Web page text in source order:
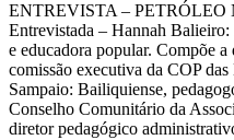
ENTREVISTA –
Entrevistada – Hannah
e educadora popular. Compõe
comissão executiva da COP
Sampaio: Bailiquiense,
Conselho Comunitário da
diretor pedagógico